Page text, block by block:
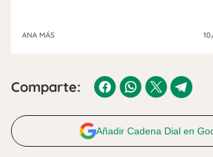
ANA MÁS
Comparte:
Añadir Cadena Dial en